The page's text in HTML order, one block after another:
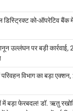
डिस्ट्रिक्ट को-ऑपरेटिव
उल्लंघन पर बड़ी कार्रवाई,
परिवहन विभाग का बड़ा
बड़ा फेरबदल! डॉ. ऋतु